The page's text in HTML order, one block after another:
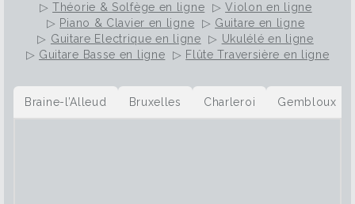
▷Théorie & Solfège en ligne ▷Violon en ligne
▷ Piano & Clavier en ligne ▷ Guitare en ligne
▷ Guitare Electrique en ligne ▷ Ukulélé en ligne
▷ Guitare Basse en ligne ▷ Flûte Traversière en ligne
Braine-l’Alleud Bruxelles Charleroi Gembloux